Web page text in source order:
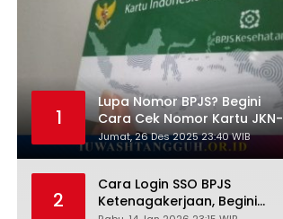
1
Lupa Nomor BPJS? Begini
Cara Cek Nomor Kartu JKN-
KIS dengan NIK KTP
Jumat, 26 Des 2025 23:40 WIB
2
Cara Login SSO BPJS
Ketenagakerjaan, Begini